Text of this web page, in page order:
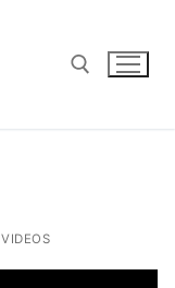
VIDEOS